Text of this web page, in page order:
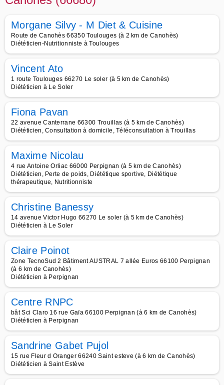
Morgane Silvy - M Diet & Cuisine
Route de Canohès 66350 Toulouges (à 2 km de Canohès)
Diététicien-Nutritionniste à Toulouges
Vincent Ato
1 route Toulouges 66270 Le soler (à 5 km de Canohès)
Diététicien à Le Soler
Fiona Pavan
22 avenue Canterrane 66300 Trouillas (à 5 km de Canohès)
Diététicien, Consultation à domicile, Téléconsultation à Trouillas
Maxime Nicolau
4 rue Antoine Orliac 66000 Perpignan (à 5 km de Canohès)
Diététicien, Perte de poids, Diététique sportive, Diététique
thérapeutique, Nutritionniste
Christine Banessy
14 avenue Victor Hugo 66270 Le soler (à 5 km de Canohès)
Diététicien à Le Soler
Claire Poinot
Zone TecnoSud 2 Bâtiment AUSTRAL 7 allée Euros 66100 Perpignan
(à 6 km de Canohès)
Diététicien à Perpignan
Centre RNPC
bât Sci Claro 16 rue Gaïa 66100 Perpignan (à 6 km de Canohès)
Diététicien à Perpignan
Sandrine Gabet Pujol
15 rue Fleur d Oranger 66240 Saint esteve (à 6 km de Canohès)
Diététicien à Saint Estève